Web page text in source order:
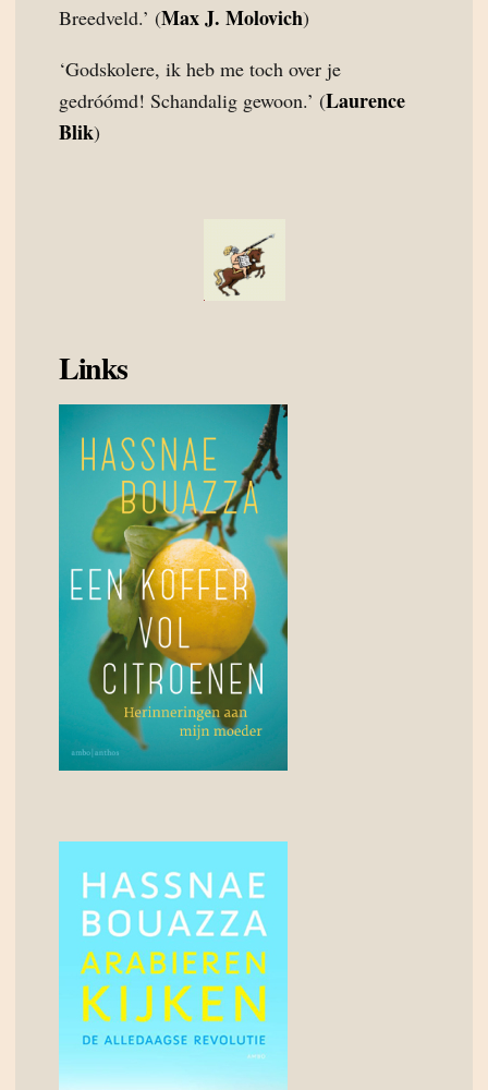
Breedveld.’ (Max J. Molovich)
‘Godskolere, ik heb me toch over je
gedróómd! Schandalig gewoon.’ (Laurence
Blik)
Links